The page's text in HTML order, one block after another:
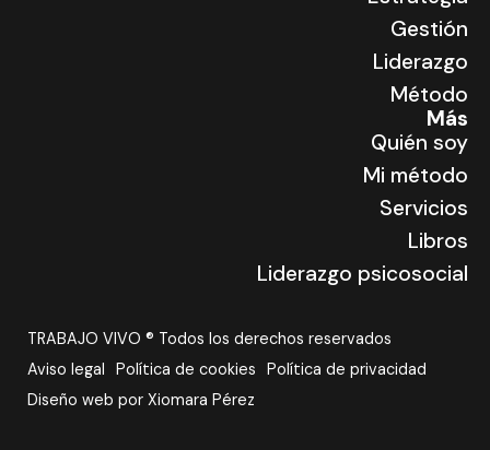
Gestión
Liderazgo
Método
Más
Quién soy
Mi método
Servicios
Libros
Liderazgo psicosocial
TRABAJO VIVO ® Todos los derechos reservados
Aviso legal
Política de cookies
Política de privacidad
Diseño web por Xiomara Pérez